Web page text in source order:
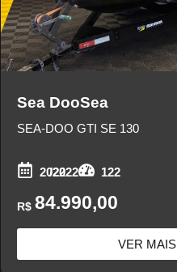
Sea DooSea
SEA-DOO GTI SE 130
2022
/2022 122
R$84.990,00
VER MAIS